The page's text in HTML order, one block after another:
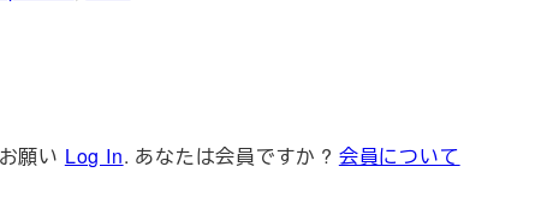
願い Log In. あなたは会員ですか ? 会員について